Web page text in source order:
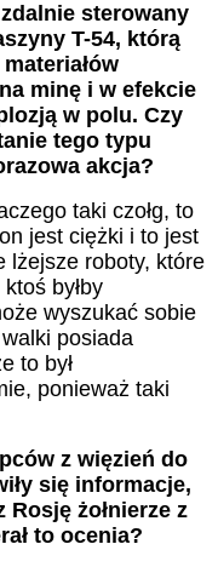
sterowany
T-54, którą
minę i w efekcie
w polu. Czy
tego typu
akcja?
taki czołg, to
jest ciężki i to jest
lżejsze roboty, które
byłby
wyszukać sobie
posiada
to był
ponieważ taki
z więzień do
się informacje,
żołnierze z
to ocenia?